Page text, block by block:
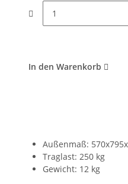
In den Warenkorb
Außenmaß:
Traglast: 250 kg
Gewicht: 12 kg